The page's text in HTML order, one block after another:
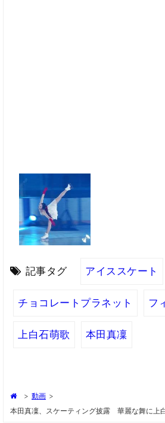
記事タグ アイススケート
チョコレートプラネット フ
上白石萌歌 本田真凜
> 動画 >
本田真凜、スケーティング披露 華麗な舞に上